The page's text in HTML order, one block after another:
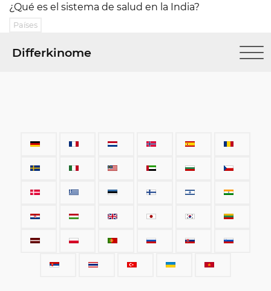
¿Qué es el sistema de salud en la India?
Países
Differkinome